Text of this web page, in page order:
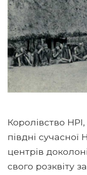
Королівство
півдні сучасної
центрів
свого розквіту